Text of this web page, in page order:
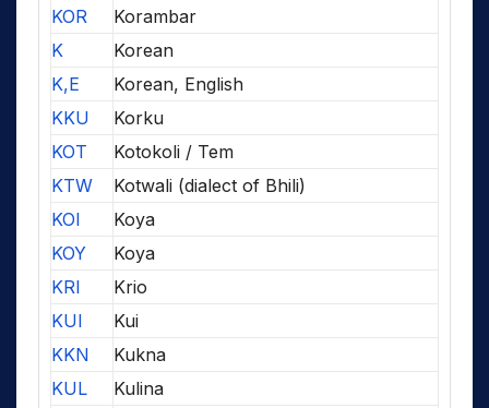
KOR
Korambar
K
Korean
K,E
Korean, English
KKU
Korku
KOT
Kotokoli / Tem
KTW
Kotwali (dialect of Bhili)
KOI
Koya
KOY
Koya
KRI
Krio
KUI
Kui
KKN
Kukna
KUL
Kulina